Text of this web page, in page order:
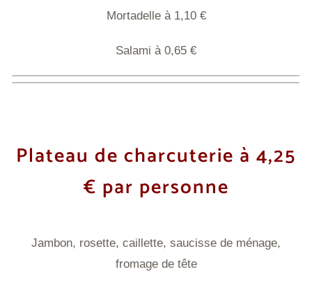
Mortadelle à 1,10 €
Salami à 0,65 €
Plateau de charcuterie à 4,25
€ par personne
Jambon, rosette, caillette, saucisse de ménage,
fromage de tête